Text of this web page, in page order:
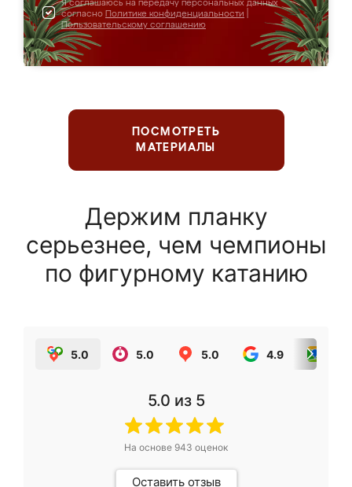
Я соглашаюсь на передачу персональных данных
согласно Политике конфиденциальности
Пользовательскому соглашению
ПОСМОТРЕТЬ
МАТЕРИАЛЫ
Держим планку
серьезнее, чем чемпионы
по фигурному катанию
5.0 5.0 5.0 4.9
5.0 из 5
На основе 943 оценок
Оставить отзыв